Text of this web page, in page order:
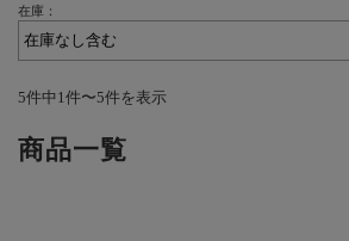
在庫：
5件中1件〜5件を表示
商品一覧